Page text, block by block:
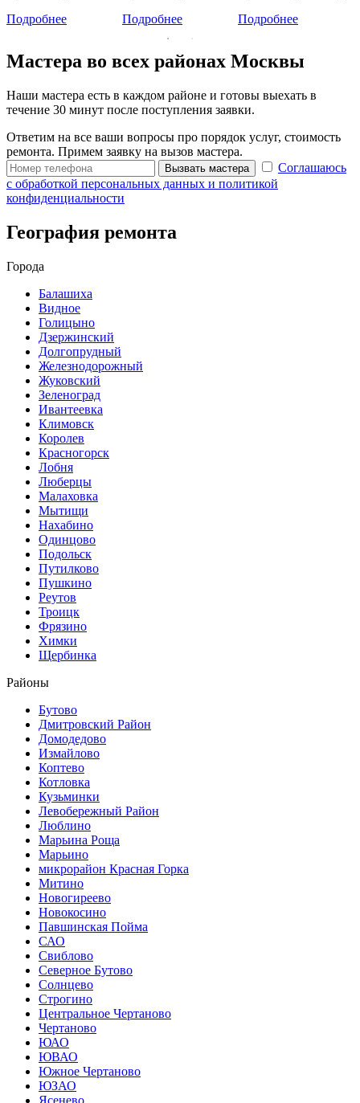
Подробнее
Подробнее
Подробнее
Мастера во всех районах Москвы
Наши мастера есть в каждом районе и готовы выехать в
течение 30 минут после поступления заявки.
Ответим на все ваши вопросы про порядок услуг, стоимость
ремонта. Примем заявку на вызов мастера.
Вызвать мастера
Соглашаюсь
с обработкой персональных данных и политикой
конфиденциальности
География ремонта
Города
Балашиха
Видное
Голицыно
Дзержинский
Долгопрудный
Железнодорожный
Жуковский
Зеленоград
Ивантеевка
Климовск
Королев
Красногорск
Лобня
Люберцы
Малаховка
Мытищи
Нахабино
Одинцово
Подольск
Путилково
Пушкино
Реутов
Троицк
Фрязино
Химки
Щербинка
Районы
Бутово
Дмитровский Район
Домодедово
Измайлово
Коптево
Котловка
Кузьминки
Левобережный Район
Люблино
Марьина Роща
Марьино
микрорайон Красная Горка
Митино
Новогиреево
Новокосино
Павшинская Пойма
САО
Свиблово
Северное Бутово
Солнцево
Строгино
Центральное Чертаново
Чертаново
ЮАО
ЮВАО
Южное Чертаново
ЮЗАО
Ясенево